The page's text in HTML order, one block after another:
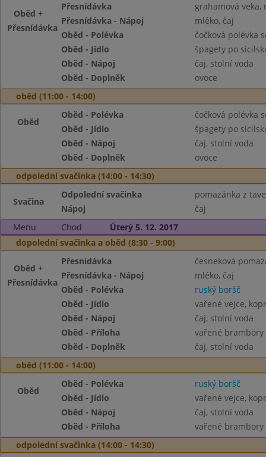
Oběd +
Přesnídávka
Přesnídávka
grahamová veka,
Přesnídávka - Nápoj
mléko, čaj
Oběd - Polévka
čočková polévka
Oběd - Jídlo
špagety po
Oběd - Nápoj
čaj, stolní voda
Oběd - Doplněk
ovoce
oběd (11:00 - 14:00)
Oběd
Oběd - Polévka
čočková polévka
Oběd - Jídlo
špagety po
Oběd - Nápoj
čaj, stolní voda
Oběd - Doplněk
ovoce
odpolední svačinka (14:00 - 14:30)
Svačina
Odpolední svačinka
pomazánka z
Nápoj
čaj
Menu
Chod
Úterý 5. 12. 2017
dopolední svačinka a oběd (8:30 - 9:00)
Oběd +
Přesnídávka
Přesnídávka
česneková
Přesnídávka - Nápoj
mléko, čaj
Oběd - Polévka
ruský boršč
Oběd - Jídlo
vařené vejce,
Oběd - Nápoj
čaj, stolní voda
Oběd - Příloha
vařené brambory
Oběd - Doplněk
čaj, stolní voda
oběd (11:00 - 14:00)
Oběd
Oběd - Polévka
ruský boršč
Oběd - Jídlo
vařené vejce,
Oběd - Nápoj
čaj, stolní voda
Oběd - Příloha
vařené brambory
odpolední svačinka (14:00 - 14:30)